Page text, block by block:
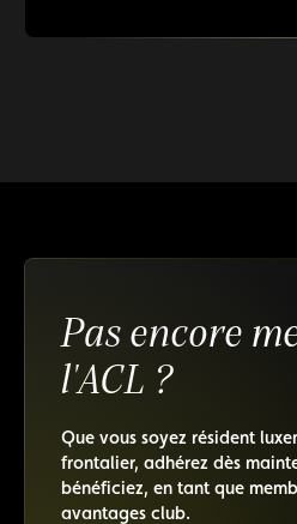
Pas encore
l'ACL ?
Que vous soyez résident
frontalier, adhérez dès
bénéficiez, en tant que
avantages club.